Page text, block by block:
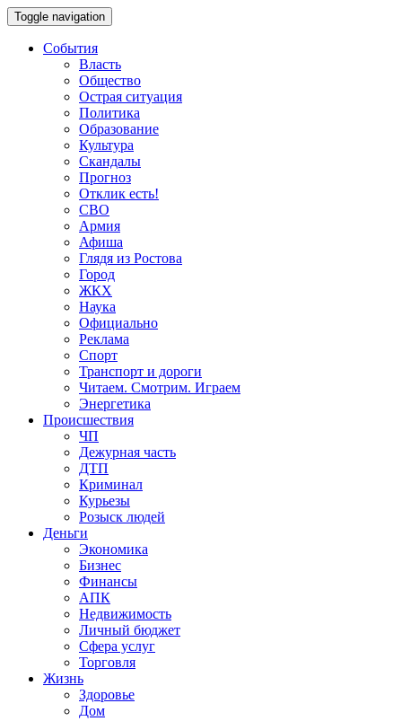
Toggle navigation
События
Власть
Общество
Острая ситуация
Политика
Образование
Культура
Скандалы
Прогноз
Отклик есть!
СВО
Армия
Афиша
Глядя из Ростова
Город
ЖКХ
Наука
Официально
Реклама
Спорт
Транспорт и дороги
Читаем. Смотрим. Играем
Энергетика
Происшествия
ЧП
Дежурная часть
ДТП
Криминал
Курьезы
Розыск людей
Деньги
Экономика
Бизнес
Финансы
АПК
Недвижимость
Личный бюджет
Сфера услуг
Торговля
Жизнь
Здоровье
Дом